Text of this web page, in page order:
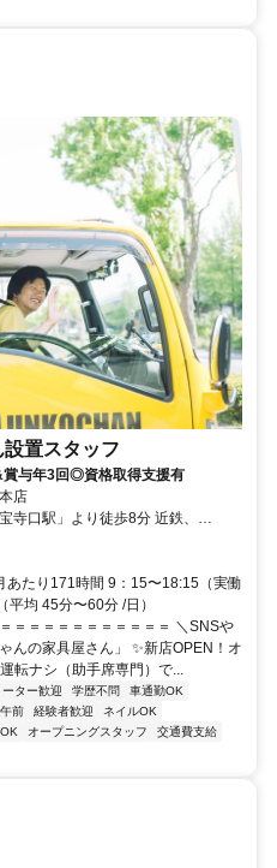
置スタッフ
与年3回◎資格取得支援有
店
寺口駅」より徒歩8分 近鉄、
す！
あたり171時間 9：15〜18:15（実働
均 45分〜60分 /日）
＝＝＝＝＝＝＝＝＝＝＝ ＼SNSや
んの家具屋さん」 ✨新店OPEN！オ
転ナシ（助手席専門）で...
ーター歓迎 学歴不問
車通勤OK
午前 経験者歓迎
ネイルOK
オープニングスタッフ
交通費支給